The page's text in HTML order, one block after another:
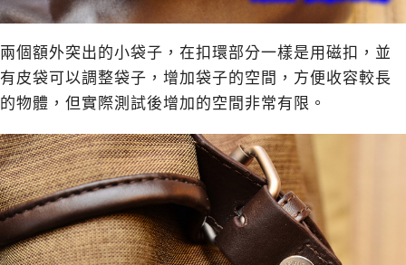
兩個額外突出的小袋子，在扣環部分一樣是用磁扣，並
有皮袋可以調整袋子，增加袋子的空間，方便收容較長
的物體，但實際測試後增加的空間非常有限。